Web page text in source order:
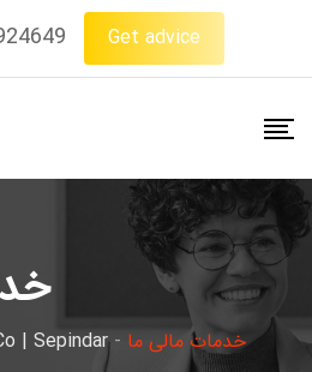
Get advice
| Sepindar- خدمات مالی ما